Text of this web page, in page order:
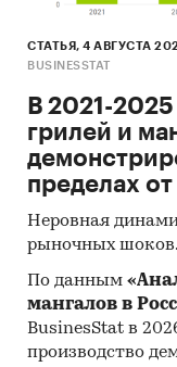
Проведение
Прочие
Категории:
Пластиковые
СТАТЬЯ, 4 АВГУСТА
BUSINESSTAT
В 2021-
грилей и
пределах
Неровная
рыночных шоков.
По данным
мангалов в
BusinesStat в
производство